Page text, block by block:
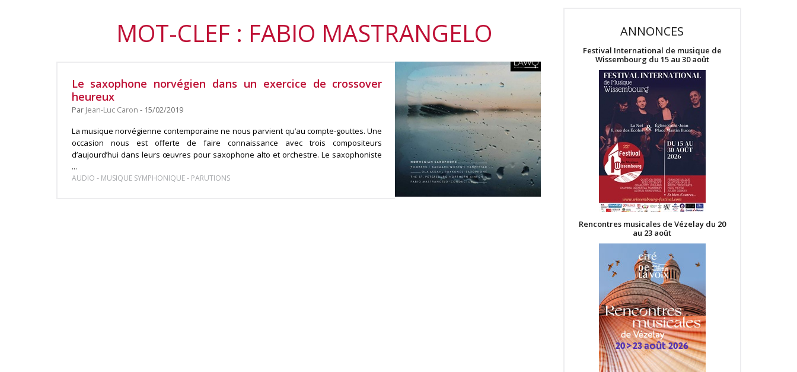
MOT-CLEF : FABIO MASTRANGELO
Le saxophone norvégien dans un exercice de crossover
heureux
Par Jean-Luc Caron - 15/02/2019
La musique norvégienne contemporaine ne nous parvient qu’au compte-gouttes. Une
occasion nous est offerte de faire connaissance avec trois compositeurs
d’aujourd’hui dans leurs œuvres pour saxophone alto et orchestre. Le saxophoniste
...
AUDIO - MUSIQUE SYMPHONIQUE- PARUTIONS
ANNONCES
Festival International de musique de
Wissembourg du 15 au 30 août
Rencontres musicales de Vézelay du 20
au 23 août